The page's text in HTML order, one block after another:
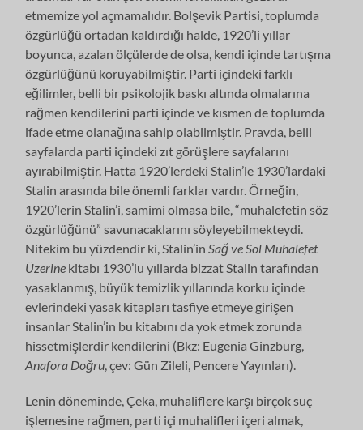
etmemize yol açmamalıdır. Bolşevik Partisi, toplumda
özgürlüğü ortadan kaldırdığı halde, 1920’li yıllar
boyunca, azalan ölçülerde de olsa, kendi içinde tartışma
özgürlüğünü koruyabilmiştir. Parti içindeki farklı
eğilimler, belli bir psikolojik baskı altında olmalarına
rağmen kendilerini parti içinde ve kısmen de toplumda
ifade etme olanağına sahip olabilmiştir. Pravda, belli
sayfalarda parti içindeki zıt görüşlere sayfalarını
ayırabilmiştir. Hatta 1920’lerdeki Stalin’le 1930’lardaki
Stalin arasında bile önemli farklar vardır. Örneğin,
1920’lerin Stalin’i, samimi olmasa bile, “muhalefetin söz
özgürlüğünü” savunacaklarını söyleyebilmekteydi.
Nitekim bu yüzdendir ki, Stalin’in Sağ ve Sol Muhalefet
Üzerine kitabı 1930’lu yıllarda bizzat Stalin tarafından
yasaklanmış, büyük temizlik yıllarında korku içinde
evlerindeki yasak kitapları tasfiye etmeye girişen
insanlar Stalin’in bu kitabını da yok etmek zorunda
hissetmişlerdir kendilerini (Bkz: Eugenia Ginzburg,
Anafora Doğru , çev: Gün Zileli, Pencere Yayınları).
Lenin döneminde, Çeka, muhaliflere karşı birçok suç
işlemesine rağmen, parti içi muhalifleri içeri almak,